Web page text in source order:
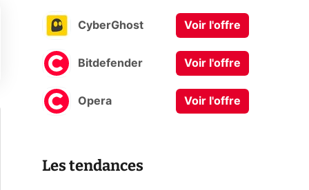
CyberGhost Voir l'offre
Bitdefender Voir l'offre
Opera Voir l'offre
Les tendances